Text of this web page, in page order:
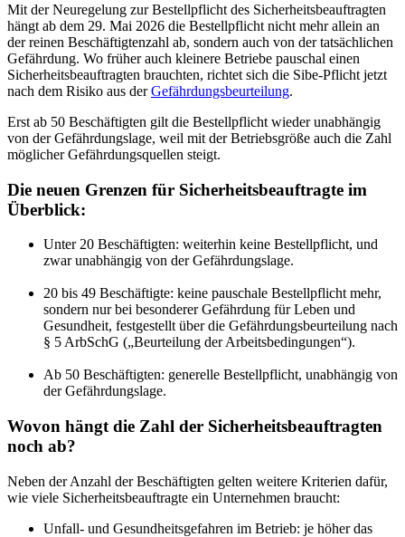
Mit der Neuregelung zur Bestellpflicht des Sicherheitsbeauftragten
hängt ab dem 29. Mai 2026 die Bestellpflicht nicht mehr allein an
der reinen Beschäftigtenzahl ab, sondern auch von der tatsächlichen
Gefährdung. Wo früher auch kleinere Betriebe pauschal einen
Sicherheitsbeauftragten brauchten, richtet sich die Sibe-Pflicht jetzt
nach dem Risiko aus derGefährdungsbeurteilung.
Erst ab 50 Beschäftigten gilt die Bestellpflicht wieder unabhängig
von der Gefährdungslage, weil mit der Betriebsgröße auch die Zahl
möglicher Gefährdungsquellen steigt.
Die neuen Grenzen für Sicherheitsbeauftragte im
Überblick:
Unter 20 Beschäftigten: weiterhin keine Bestellpflicht, und
zwar unabhängig von der Gefährdungslage.
20 bis 49 Beschäftigte: keine pauschale Bestellpflicht mehr,
sondern nur bei besonderer Gefährdung für Leben und
Gesundheit, festgestellt über die Gefährdungsbeurteilung nach
§ 5 ArbSchG („Beurteilung der Arbeitsbedingungen“).
Ab 50 Beschäftigten: generelle Bestellpflicht, unabhängig von
der Gefährdungslage.
Wovon hängt die Zahl der Sicherheitsbeauftragten
noch ab?
Neben der Anzahl der Beschäftigten gelten weitere Kriterien dafür,
wie viele Sicherheitsbeauftragte ein Unternehmen braucht:
Unfall- und Gesundheitsgefahren im Betrieb: je höher das